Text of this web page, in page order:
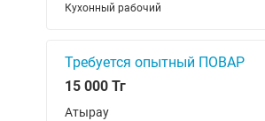
Кухонный рабочий
Требуется опытный ПОВАР
15 000 Тг
Атырау